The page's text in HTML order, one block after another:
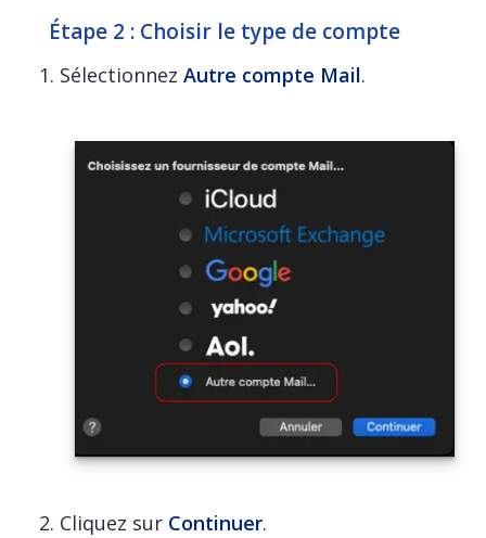
Étape 2 : Choisir le type de compte
Sélectionnez Autre compte Mail.
Cliquez sur Continuer.